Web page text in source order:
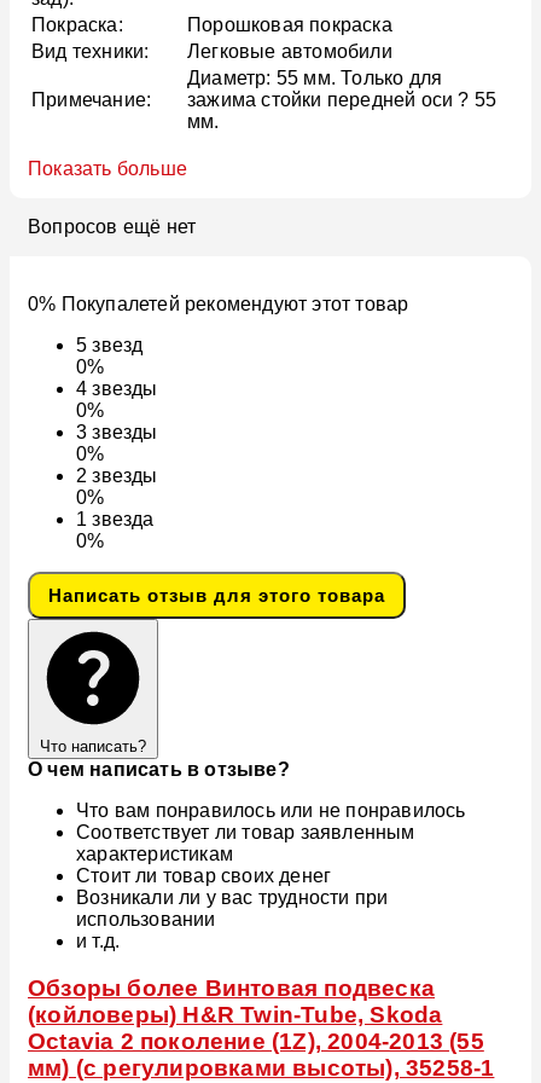
Покраска:
Порошковая покраска
Вид техники:
Легковые автомобили
Примечание:
Диаметр: 55 мм. Только для
зажима стойки передней оси ? 55
мм.
Показать больше
Вопросов ещё нет
0% Покупалетей рекомендуют этот товар
5звезд
0%
4звезды
0%
3звезды
0%
2звезды
0%
1звезда
0%
Написать отзыв для этого товара
Что написать?
О чем написать в отзыве?
Что вам понравилось или не понравилось
Соответствует ли товар заявленным
характеристикам
Стоит ли товар своих денег
Возникали ли у вас трудности при
использовании
и т.д.
Обзоры более Винтовая подвеска
(койловеры) H&R Twin-Tube, Skoda
Octavia 2 поколение (1Z), 2004-2013 (55
мм) (с регулировками высоты), 35258-1